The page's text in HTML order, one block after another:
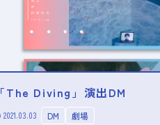
「The Diving」演出DM
2021.03.03 DM 劇場